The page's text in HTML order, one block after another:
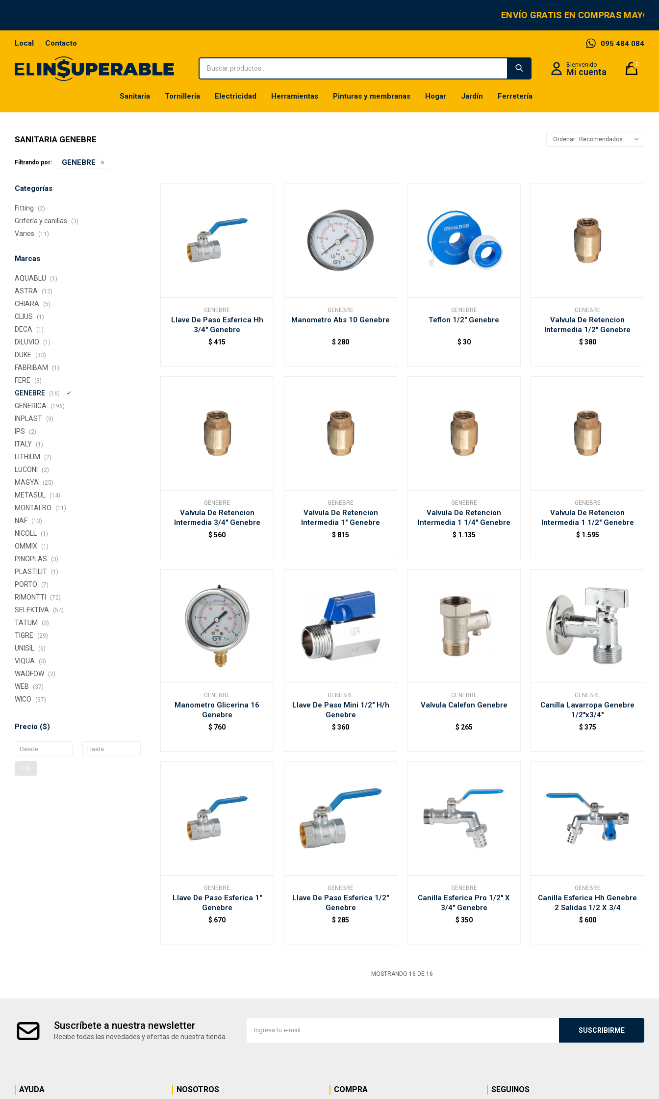
ENVÍO GRATIS EN COMPRAS
Sanitaria Tornillería Electricidad Herramientas Pinturas y membranas Hogar Jardín Ferretería
0
095 484 084
Local Contacto
SANITARIA GENEBRE Recomendados
Filtrando por: GENEBRE
GENEBRE
Llave De Paso Esferica Hh
3/4" Genebre
$ 415
GENEBRE
Manometro Abs 10 Genebre
$ 280
GENEBRE
Teflon 1/2" Genebre
$ 30
GENEBRE
Valvula De Retencion
Intermedia 1/2" Genebre
$ 380
GENEBRE
Valvula De Retencion
Intermedia 3/4" Genebre
$ 560
GENEBRE
Valvula De Retencion
Intermedia 1" Genebre
$ 815
GENEBRE
Valvula De Retencion
Intermedia 1 1/4" Genebre
$ 1.135
GENEBRE
Valvula De Retencion
Intermedia 1 1/2" Genebre
$ 1.595
GENEBRE
Manometro Glicerina 16
Genebre
$ 760
GENEBRE
Llave De Paso Mini 1/2" H/h
Genebre
$ 360
GENEBRE
Valvula Calefon Genebre
$ 265
GENEBRE
Canilla Lavarropa Genebre
1/2"x3/4"
$ 375
GENEBRE
Llave De Paso Esferica 1"
Genebre
$ 670
GENEBRE
Llave De Paso Esferica 1/2"
Genebre
$ 285
GENEBRE
Canilla Esferica Pro 1/2" X
3/4" Genebre
$ 350
GENEBRE
Canilla Esferica Hh Genebre
2 Salidas 1/2 X 3/4
$ 600
MOSTRANDO 16 DE 16
Categorías
Fitting (2)
Grifería y canillas (3)
Varios (11)
Marcas
AQUABLU (1)
ASTRA (12)
CHIARA (5)
CLIUS (1)
DECA (1)
DILUVIO (1)
DUKE (33)
FABRIBAM (1)
FERE (3)
GENEBRE (16)
GENERICA (196)
INPLAST (9)
IPS (2)
ITALY (1)
LITHIUM (2)
LUCONI (2)
MAGYA (25)
METASUL (14)
MONTALBO (11)
NAF (13)
NICOLL (1)
OMMIX (1)
PINOPLAS (3)
PLASTILIT (1)
PORTO (7)
RIMONTTI (72)
SELEKTIVA (54)
TATUM (3)
TIGRE (29)
UNISIL (6)
VIQUA (3)
WADFOW (2)
WEB (37)
WICO (37)
Precio ($)
OK
Suscríbete a nuestra newsletter
Recibe todas las novedades y ofertas de nuestra tienda.
SUSCRIBIRME
AYUDA NOSOTROS COMPRA SEGUINOS